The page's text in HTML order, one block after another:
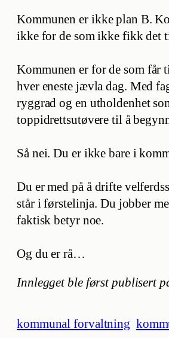
Kommunen er ikke plan B.
ikke for de som ikke fikk det
Kommunen er for de som får
hver eneste jævla dag. Med
ryggrad og en utholdenhet
toppidrettsutøvere til å
Så nei. Du er ikke bare i
Du er med på å drifte
står i førstelinja. Du jobber
faktisk betyr noe.
Og du er rå…
Innlegget ble først publisert
kommunal forvaltning